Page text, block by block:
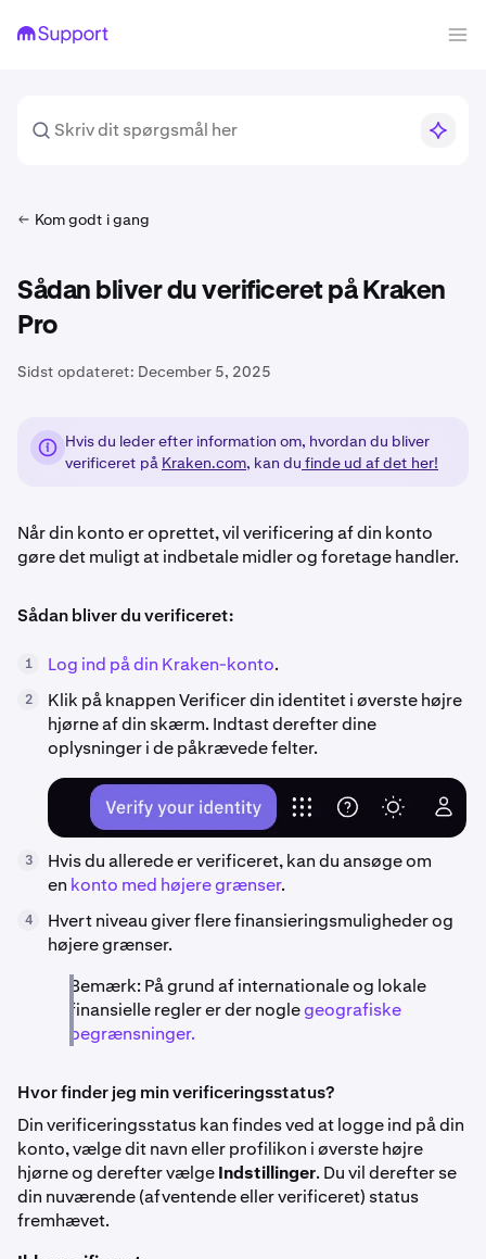
Kom godt i gang
Sådan bliver du verificeret på Kraken
Pro
Sidst opdateret: December 5, 2025
Hvis du leder efter information om, hvordan du bliver
verificeret på Kraken.com, kan du finde ud af det her!
Når din konto er oprettet, vil verificering af din konto
gøre det muligt at indbetale midler og foretage handler.
Sådan bliver du verificeret:
1 Log ind på din Kraken-konto.
2
Klik på knappen Verificer din identitet i øverste højre
hjørne af din skærm. Indtast derefter dine
oplysninger i de påkrævede felter.
3
Hvis du allerede er verificeret, kan du ansøge om
en konto med højere grænser.
4
Hvert niveau giver flere finansieringsmuligheder og
højere grænser.
Bemærk: På grund af internationale og lokale
finansielle regler er der noglegeografiske
begrænsninger.
Hvor finder jeg min verificeringsstatus?
Din verificeringsstatus kan findes ved at logge ind på din
konto, vælge dit navn eller profilikon i øverste højre
hjørne og derefter vælgeIndstillinger. Du vil derefter se
din nuværende (afventende eller verificeret) status
fremhævet.